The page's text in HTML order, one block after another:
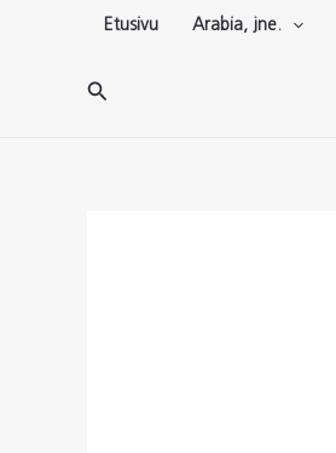
Etusivu Arabia, jne.
Hae